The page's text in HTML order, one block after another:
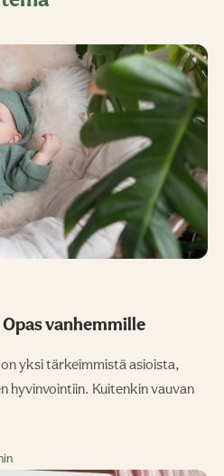
vanhemmille
yksi tärkeimmistä asioista,
hyvinvointiin. Kuitenkin vauvan